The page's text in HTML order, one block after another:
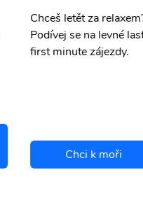
Chceš letět za
Podívej se na levné
first minute zájezdy.
Chci k moři